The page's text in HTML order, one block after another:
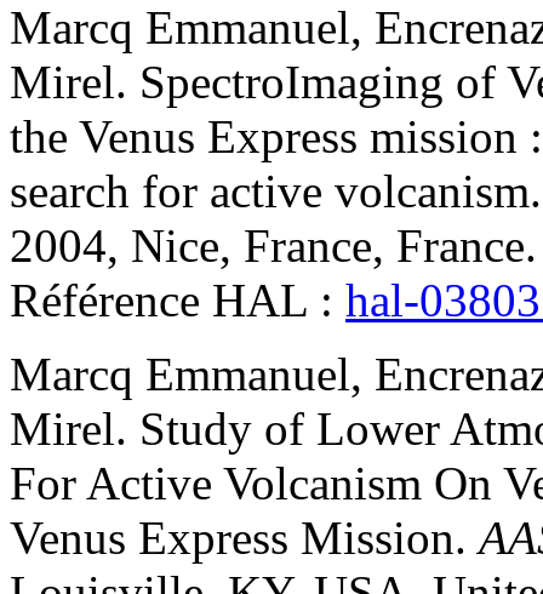
Marcq Emmanuel,
Mirel. SpectroImaging of
the Venus Express
search for active volcanism
2004, Nice, France,
Référence HAL : hal-
Marcq Emmanuel,
Mirel. Study of Lower
For Active Volcanism On
Venus Express Mission.